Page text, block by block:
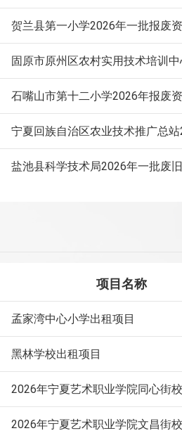
贺兰县第一小学2026年一批报废
石嘴山市第十二小学2026年报废
项目名称
孟家湾中心小学出租项目
黑林学校出租项目